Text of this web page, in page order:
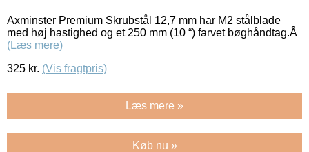
Axminster Premium Skrubstål 12,7 mm har M2 stålblade
med høj hastighed og et 250 mm (10 “) farvet bøghåndtag.Â
(Læs mere)
325 kr. (Vis fragtpris)
Læs mere »
Køb nu »